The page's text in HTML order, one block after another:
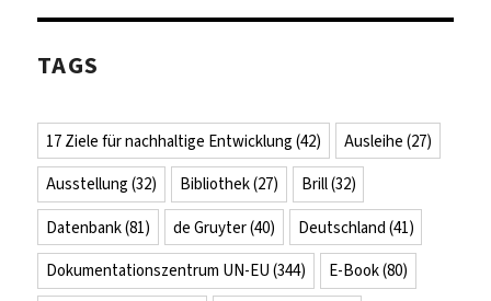
TAGS
17 Ziele für nachhaltige Entwicklung (42) Ausleihe (27)
Ausstellung (32) Bibliothek(27) Brill(32)
Datenbank(81) de Gruyter(40) Deutschland (41)
Dokumentationszentrum UN-EU (344) E-Book(80)